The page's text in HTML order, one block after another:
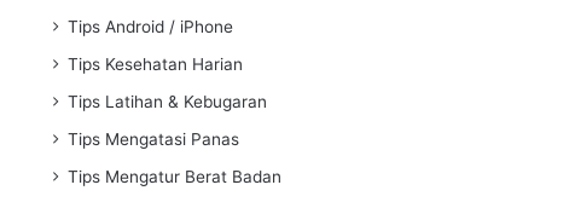
Tips Android / iPhone
Tips Kesehatan Harian
Tips Latihan & Kebugaran
Tips Mengatasi Panas
Tips Mengatur Berat Badan